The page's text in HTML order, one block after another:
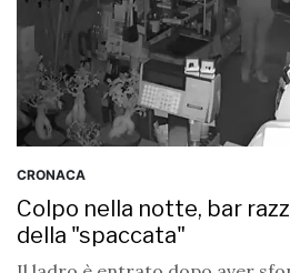
CRONACA
Colpo nella notte, bar
della "spaccata"